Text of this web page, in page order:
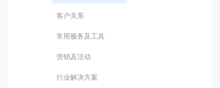
客户关系
常用服务及工具
营销及活动
行业解决方案